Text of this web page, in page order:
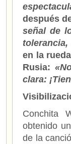
después
señal de
en la
Rusia:
clara:
Conchita
obtenido
de la